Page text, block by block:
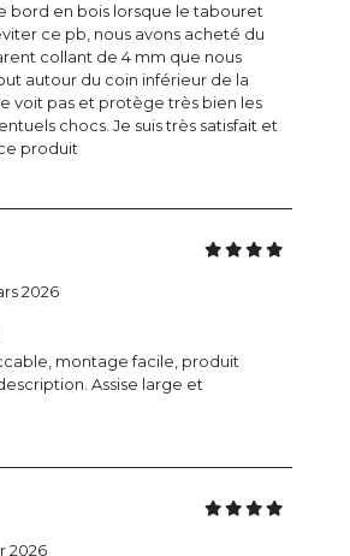
bord en bois lorsque le tabouret
ce pb, nous avons acheté du
collant de 4 mm que nous
autour du coin inférieur de la
voit pas et protège très bien les
chocs. Je suis très satisfait et
produit
montage facile, produit
Assise large et
2026
2026